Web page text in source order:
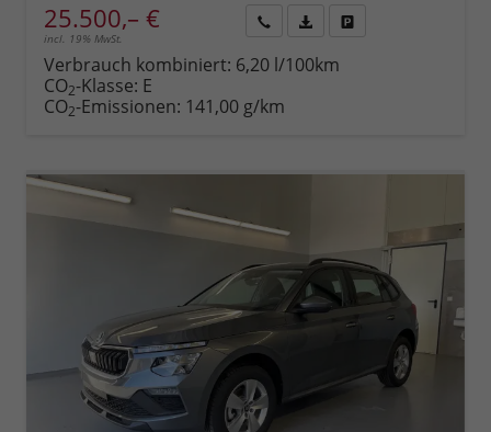
25.500,– €
incl. 19% MwSt.
anfordern
Datei,
Verbrauch kombiniert: 6,20 l/100km
CO2-Klasse: E
CO2-Emissionen: 141,00 g/km